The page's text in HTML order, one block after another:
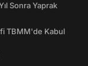
Sonra Yaprak
TBMM'de Kabul